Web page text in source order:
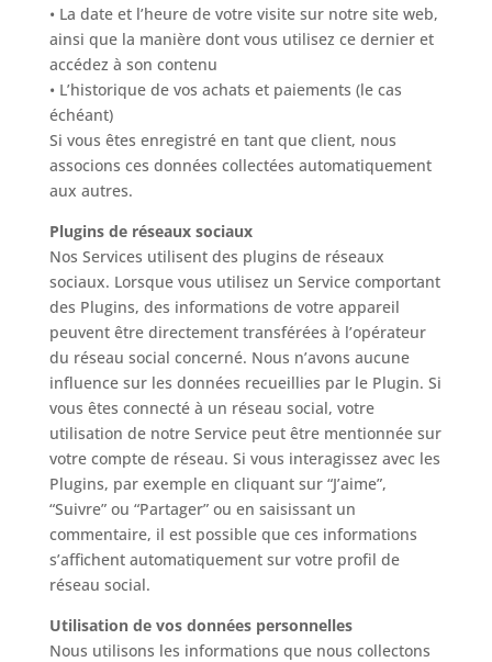
• La date et l’heure de votre visite sur notre site web,
ainsi que la manière dont vous utilisez ce dernier et
accédez à son contenu
• L’historique de vos achats et paiements (le cas
échéant)
Si vous êtes enregistré en tant que client, nous
associons ces données collectées automatiquement
aux autres.
Plugins de réseaux sociaux
Nos Services utilisent des plugins de réseaux
sociaux. Lorsque vous utilisez un Service comportant
des Plugins, des informations de votre appareil
peuvent être directement transférées à l’opérateur
du réseau social concerné. Nous n’avons aucune
influence sur les données recueillies par le Plugin. Si
vous êtes connecté à un réseau social, votre
utilisation de notre Service peut être mentionnée sur
votre compte de réseau. Si vous interagissez avec les
Plugins, par exemple en cliquant sur “J’aime”,
“Suivre” ou “Partager” ou en saisissant un
commentaire, il est possible que ces informations
s’affichent automatiquement sur votre profil de
réseau social.
Utilisation de vos données personnelles
Nous utilisons les informations que nous collectons